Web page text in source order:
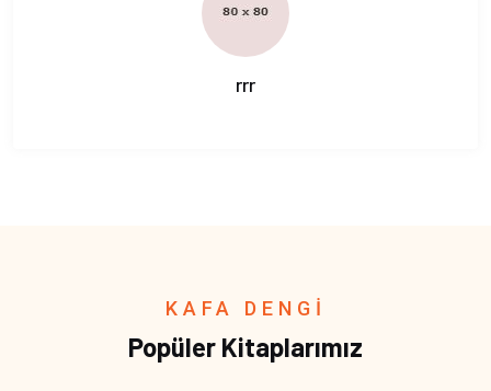
rrr
KAFA DENGİ
Popüler Kitaplarımız